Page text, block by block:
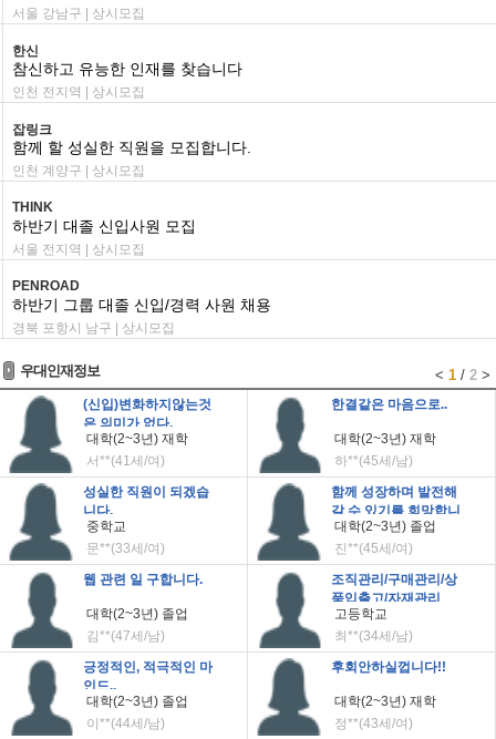
서울 강남구 | 상시모집
한신
참신하고 유능한 인재를 찾습니다
인천 전지역 | 상시모집
잡링크
함께 할 성실한 직원을 모집합니다.
인천 계양구 | 상시모집
THINK
하반기 대졸 신입사원 모집
서울 전지역 | 상시모집
PENROAD
하반기 그룹 대졸 신입/경력 사원 채용
경북 포항시 남구 | 상시모집
우대인재정보 < 1 / 2 >
(신입)변화하지않는것
은 의미가 없다.
대학(2~3년) 재학
서**(41세/여)
한결같은 마음으로..
대학(2~3년) 재학
하**(45세/남)
성실한 직원이 되겠습
니다.
중학교
문**(33세/여)
함께 성장하며 발전해
갈 수 있기를 희망합니
다.
대학(2~3년) 졸업
진**(45세/여)
웹 관련 일 구합니다.
대학(2~3년) 졸업
김**(47세/남)
조직관리/구매관리/상
품입출고/자재관리
고등학교
최**(34세/남)
긍정적인, 적극적인 마
인드..
대학(2~3년) 졸업
이**(44세/남)
후회안하실껍니다!!
대학(2~3년) 재학
정**(43세/여)